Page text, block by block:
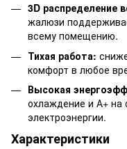
3D распределение
жалюзи
всему помещению.
Тихая работа:
комфорт в любое
Высокая
охлаждение и А+ на
электроэнергии.
Характеристики